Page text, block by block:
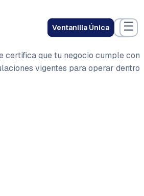
Ventanilla Única ☰
certifica que tu negocio cumple con
vigentes para operar dentro